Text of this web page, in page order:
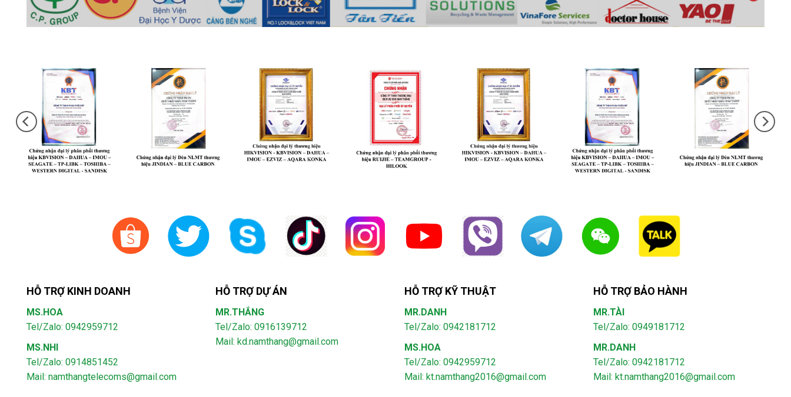
HỖ TRỢ KINH DOANH
MS.HOA
Tel/Zalo: 0942959712
MS.NHI
Tel/Zalo: 0914851452
Mail: namthangtelecoms@gmail.com
HỖ TRỢ DỰ ÁN
MR.THẮNG
Tel/Zalo: 0916139712
Mail: kd.namthang@gmail.com
HỖ TRỢ KỸ THUẬT
MR.DANH
Tel/Zalo: 0942181712
MS.HOA
Tel/Zalo: 0942959712
Mail: kt.namthang2016@gmail.com
HỖ TRỢ BẢO HÀNH
MR.TÀI
Tel/Zalo: 0949181712
MR.DANH
Tel/Zalo: 0942181712
Mail: kt.namthang2016@gmail.com